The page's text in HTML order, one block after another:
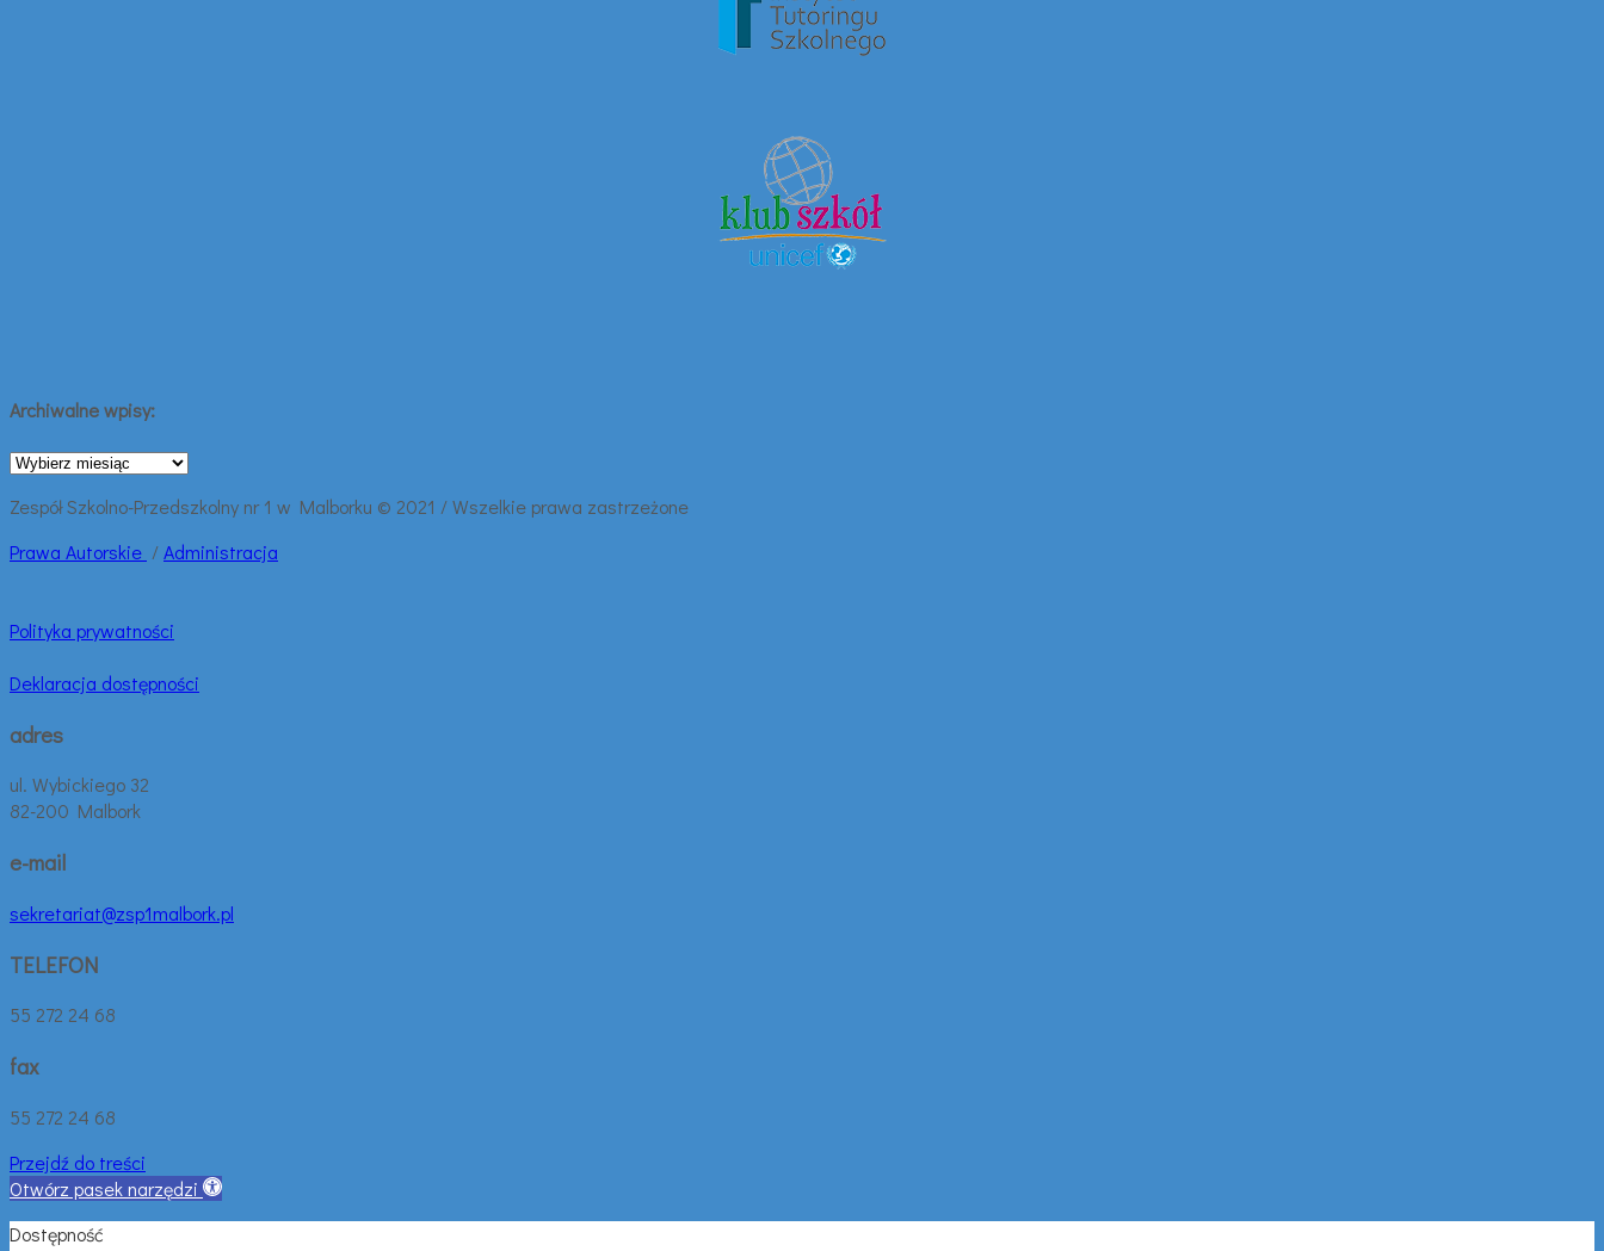
Archiwalne wpisy:
Archiwalne
Zespół Szkolno-Przedszkolny nr 1 w Malborku © 2021 / Wszelkie prawa zastrzeżone
Prawa Autorskie /Administracja
Polityka prywatności
Deklaracja dostępności
adres
ul. Wybickiego 32
82-200 Malbork
e-mail
sekretariat@zsp1malbork.pl
TELEFON
55 272 24 68
fax
55 272 24 68
Przejdź do treści
Otwórz pasek narzędzi
Dostępność